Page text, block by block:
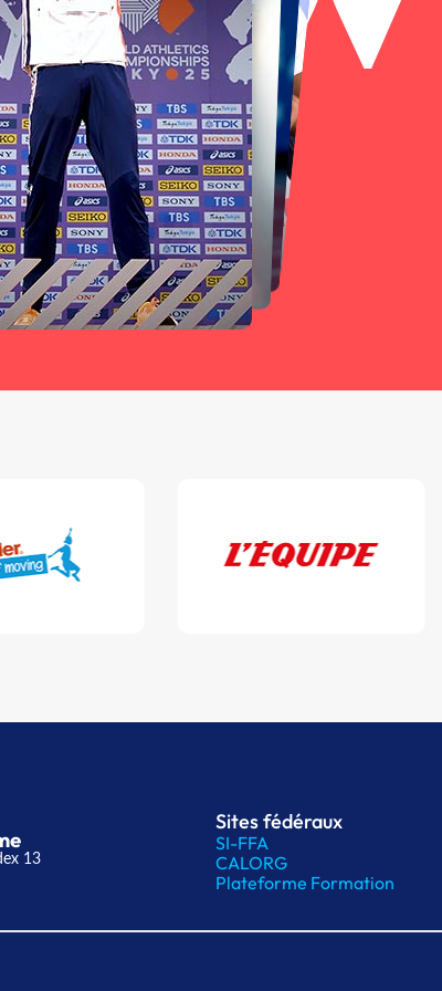
13
Sites fédéraux
SI-FFA
CALORG
Plateforme Formation